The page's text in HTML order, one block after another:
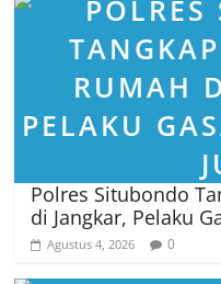
Polres Situbondo
di Jangkar, Pelaku
Agustus 4, 2026 0